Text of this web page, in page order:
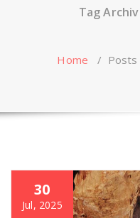
Tag
Home /
30
Jul, 2025